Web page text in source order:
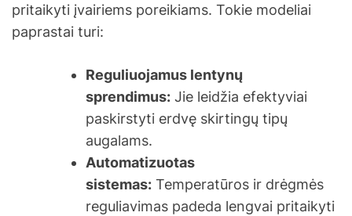
pritaikyti įvairiems poreikiams. Tokie modeliai
paprastai turi:
Reguliuojamus lentynų
sprendimus: Jie leidžia efektyviai
paskirstyti erdvę skirtingų tipų
augalams.
Automatizuotas
sistemas: Temperatūros ir drėgmės
reguliavimas padeda lengvai pritaikyti